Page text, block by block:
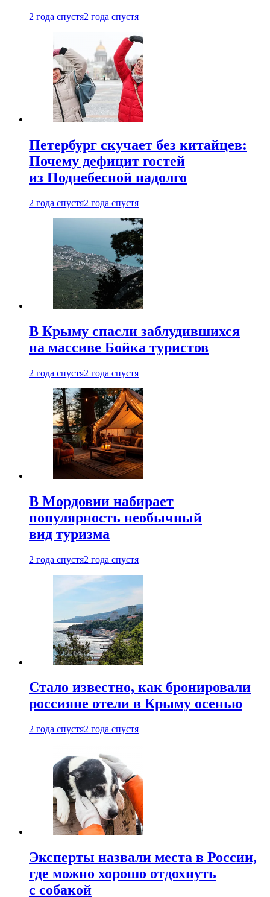
2 года спустя2 года спустя
Петербург скучает без китайцев:
Почему дефицит гостей
из Поднебесной надолго
2 года спустя2 года спустя
В Крыму спасли заблудившихся
на массиве Бойка туристов
2 года спустя2 года спустя
В Мордовии набирает
популярность необычный
вид туризма
2 года спустя2 года спустя
Стало известно, как бронировали
россияне отели в Крыму осенью
2 года спустя2 года спустя
Эксперты назвали места в России,
где можно хорошо отдохнуть
с собакой